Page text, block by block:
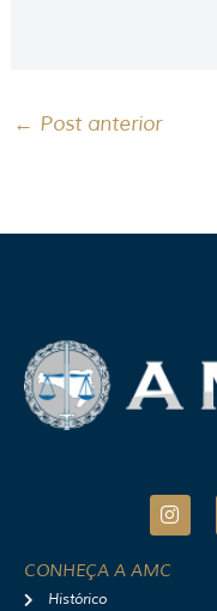
← Post anterior
I
n
t
CONHEÇA A AMC
Histórico